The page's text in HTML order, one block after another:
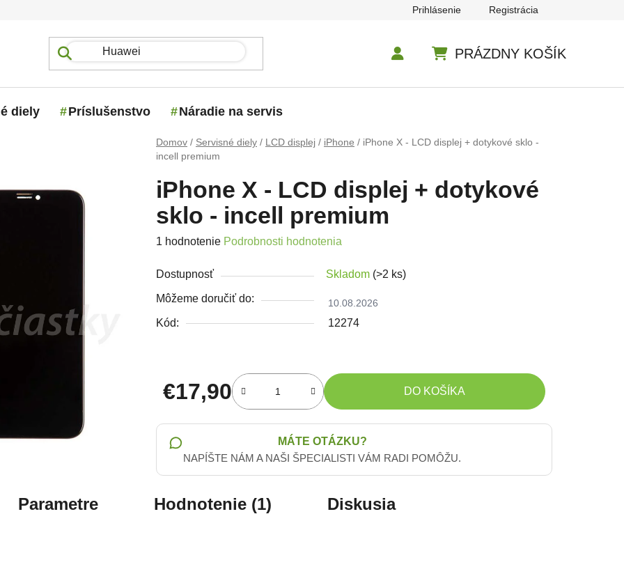
Prihlásenie Registrácia
PRÁZDNY KOŠÍK
diely Príslušenstvo Náradie na servis
Domov / Servisné diely / LCD displej / iPhone / iPhone X - LCD displej + dotykové sklo -
incell premium
iPhone X - LCD displej + dotykové
sklo - incell premium
Priemerné hodnotenie produktu je 5,0 z 5 hviezdičiek.
1 hodnotenie Podrobnosti hodnotenia
Dostupnosť Skladom (>2 ks)
Môžeme doručiť do: 10.08.2026
Kód: 12274
€17,90
Jednotková cena:
DO KOŠÍKA
MÁTE OTÁZKU?
NAPÍŠTE NÁM A NAŠI ŠPECIALISTI VÁM RADI POMÔŽU.
Parametre Hodnotenie (1) Diskusia